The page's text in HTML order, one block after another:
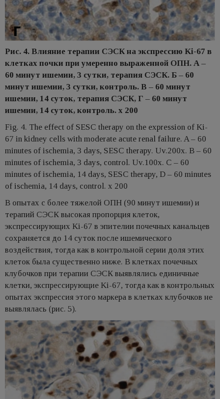
Рис. 4. Влияние терапии СЭСК на экспрессию Ki-67 в
клетках почки при умеренно выраженной ОПН. А –
60 минут ишемии, 3 сутки, терапия СЭСК. Б – 60
минут ишемии, 3 сутки, контроль. В – 60 минут
ишемии, 14 суток, терапия СЭСК, Г – 60 минут
ишемии, 14 суток, контроль. х 200
Fig. 4. The effect of SESC therapy on the expression of Ki-
67 in kidney cells with moderate acute renal failure. A – 60
minutes of ischemia, 3 days, SESC therapy. Uv.200x. B – 60
minutes of ischemia, 3 days, control. Uv.100x. C – 60
minutes of ischemia, 14 days, SESC therapy, D – 60 minutes
of ischemia, 14 days, control. x 200
В опытах с более тяжелой ОПН (90 минут ишемии) и
терапий СЭСК высокая пропорция клеток,
экспрессирующих Ki-67 в эпителии почечных канальцев
сохраняется до 14 суток после ишемического
воздействия, тогда как в контрольной серии доля этих
клеток была существенно ниже. В клетках почечных
клубочков при терапии СЭСК выявлялись единичные
клетки, экспрессирующие Ki-67, тогда как в контрольных
опытах экспрессия этого маркера в клетках клубочков не
выявлялась (рис. 5).